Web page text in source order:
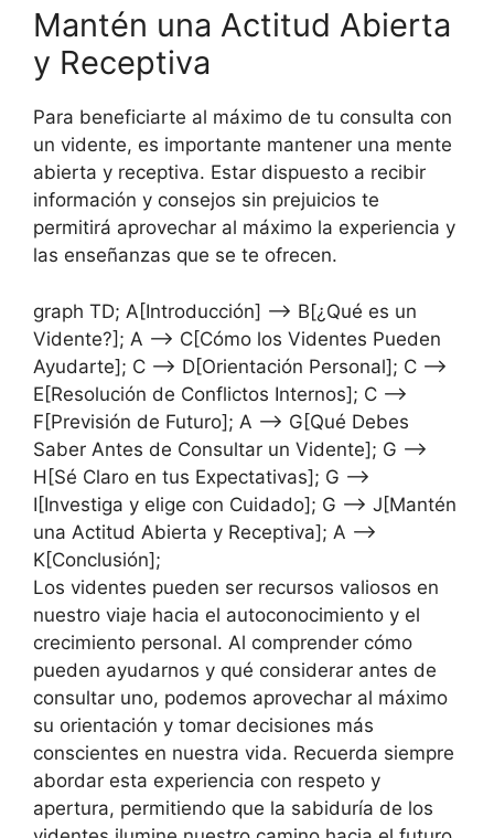
Mantén una Actitud Abierta
y Receptiva
Para beneficiarte al máximo de tu consulta con
un vidente, es importante mantener una mente
abierta y receptiva. Estar dispuesto a recibir
información y consejos sin prejuicios te
permitirá aprovechar al máximo la experiencia y
las enseñanzas que se te ofrecen.
graph TD; A[Introducción] --> B[¿Qué es un
Vidente?]; A --> C[Cómo los Videntes Pueden
Ayudarte]; C --> D[Orientación Personal]; C -->
E[Resolución de Conflictos Internos]; C -->
F[Previsión de Futuro]; A --> G[Qué Debes
Saber Antes de Consultar un Vidente]; G -->
H[Sé Claro en tus Expectativas]; G -->
I[Investiga y elige con Cuidado]; G --> J[Mantén
una Actitud Abierta y Receptiva]; A -->
K[Conclusión];
Los videntes pueden ser recursos valiosos en
nuestro viaje hacia el autoconocimiento y el
crecimiento personal. Al comprender cómo
pueden ayudarnos y qué considerar antes de
consultar uno, podemos aprovechar al máximo
su orientación y tomar decisiones más
conscientes en nuestra vida. Recuerda siempre
abordar esta experiencia con respeto y
apertura, permitiendo que la sabiduría de los